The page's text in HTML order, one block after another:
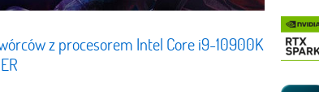
z procesorem Intel Core i9-10900K